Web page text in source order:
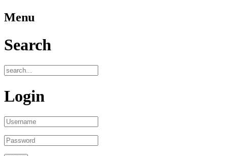
Menu
Search
Login